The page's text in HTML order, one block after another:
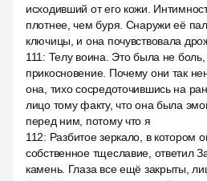
исходивший от его кожи.
плотнее, чем буря. Снаружи её
ключицы, и она почувствовала
111 : Телу воина. Это была не
прикосновение. Почему они так
она, тихо сосредоточившись на
лицо тому факту, что она была
перед ним, потому что я
112: Разбитое зеркало, в котором
собственное тщеславие, ответил
камень. Глаза все ещё закрыты,